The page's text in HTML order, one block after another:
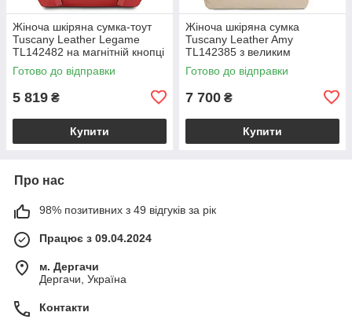
Жіноча шкіряна сумка-тоут
Tuscany Leather Legame
TL142482 на магнітній кнопці
з плечовим ременем,
коралова BS2482_1_105
Готово до відправки
5 819 ₴
Купити
Жіноча шкіряна сумка
Tuscany Leather Amy
TL142385 з великим
відділенням і плечовим
ременем, бежева
Готово до відправки
7 700 ₴
Купити
Про нас
98% позитивних з 49 відгуків за рік
Працює з 09.04.2024
м. Дергачи
Дергачи, Україна
Контакти